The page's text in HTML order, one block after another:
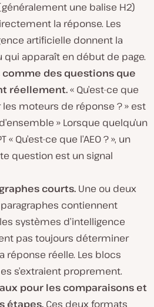
une balise H2)
la réponse. Les
artificielle donnent la
apparaît en début de page.
des questions que
réellement.« Qu’est-ce que
moteurs de réponse ? » est
» Lorsque quelqu’un
Qu’est-ce que l’AEO ? », un
question est un signal
courts. Une ou deux
contiennent
systèmes d’intelligence
pas toujours déterminer
réponse réelle. Les blocs
s’extraient proprement.
pour les comparaisons et
étapes. Ces deux formats